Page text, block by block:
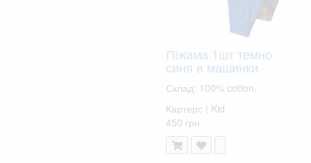
Піжама 1шт темно
синя в машинки
Склад: 100% cotton..
Картерс | Kid
450 грн